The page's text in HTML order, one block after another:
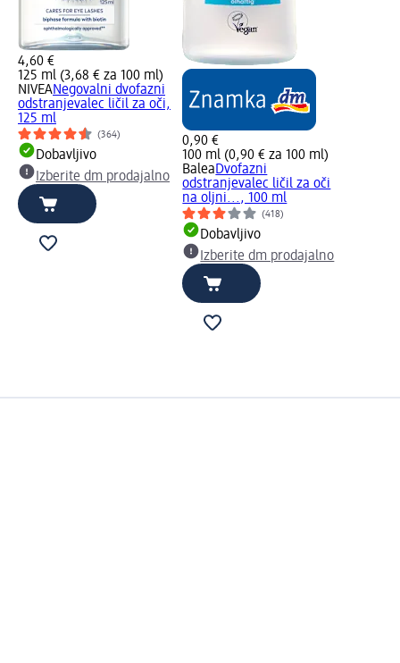
4,60 €
125 ml (3,68 € za 100 ml)
NIVEANegovalni dvofazni
odstranjevalec ličil za oči,
125 ml
(364)
Dobavljivo
Izberite dm prodajalno
0,90 €
100 ml (0,90 € za 100 ml)
BaleaDvofazni
odstranjevalec ličil za oči
na oljni..., 100 ml
(418)
Dobavljivo
Izberite dm prodajalno